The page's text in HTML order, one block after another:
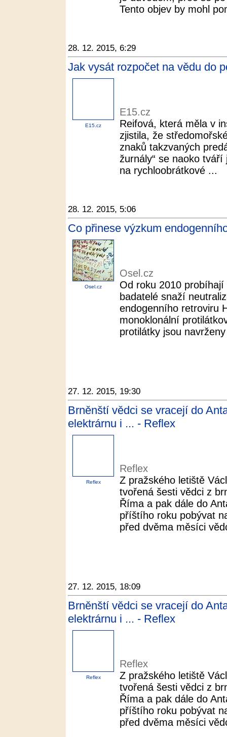
Tento objev by mohl
28. 12. 2015, 6:29
Jak vysát rozpočet na vědu do
E15.cz
E15.cz
Reifová, která měla v
zjistila, že
znaků takzvaných
žurnály“ se naoko
na rychloobrátkové ...
28. 12. 2015, 5:06
Co přinese výzkum
Osel.cz
Osel.cz
Od roku 2010
badatelé snaží
endogenního retroviru
monoklonální
protilátky jsou
27. 12. 2015, 19:30
Brněnští vědci se vracejí do
elektrárnu i ... - Reflex
Reflex
Reflex
Z pražského letiště
tvořená šesti vědci z
Říma a pak dále do
příštího roku pobývat
před dvěma měsíci
27. 12. 2015, 18:09
Brněnští vědci se vracejí do
elektrárnu i ... - Reflex
Reflex
Reflex
Z pražského letiště
tvořená šesti vědci z
Říma a pak dále do
příštího roku pobývat
před dvěma měsíci